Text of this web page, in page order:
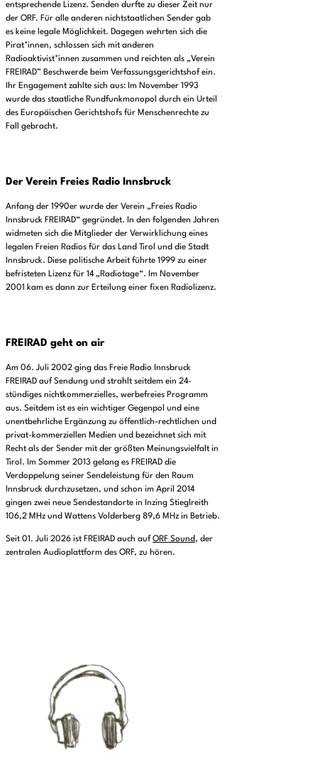
entsprechende Lizenz. Senden durfte zu dieser Zeit nur
der ORF. Für alle anderen nichtstaatlichen Sender gab
es keine legale Möglichkeit. Dagegen wehrten sich die
Pirat*innen, schlossen sich mit anderen
Radioaktivist*innen zusammen und reichten als „Verein
FREIRAD” Beschwerde beim Verfassungsgerichtshof ein.
Ihr Engagement zahlte sich aus: Im November 1993
wurde das staatliche Rundfunkmonopol durch ein Urteil
des Europäischen Gerichtshofs für Menschenrechte zu
Fall gebracht.
Der Verein Freies Radio Innsbruck
Anfang der 1990er wurde der Verein „Freies Radio
Innsbruck FREIRAD“ gegründet. In den folgenden Jahren
widmeten sich die Mitglieder der Verwirklichung eines
legalen Freien Radios für das Land Tirol und die Stadt
Innsbruck. Diese politische Arbeit führte 1999 zu einer
befristeten Lizenz für 14 „Radiotage“. Im November
2001 kam es dann zur Erteilung einer fixen Radiolizenz.
FREIRAD geht on air
Am 06. Juli 2002 ging das Freie Radio Innsbruck
FREIRAD auf Sendung und strahlt seitdem ein 24-
stündiges nichtkommerzielles, werbefreies Programm
aus. Seitdem ist es ein wichtiger Gegenpol und eine
unentbehrliche Ergänzung zu öffentlich-rechtlichen und
privat-kommerziellen Medien und bezeichnet sich mit
Recht als der Sender mit der größten Meinungsvielfalt in
Tirol. Im Sommer 2013 gelang es FREIRAD die
Verdoppelung seiner Sendeleistung für den Raum
Innsbruck durchzusetzen, und schon im April 2014
gingen zwei neue Sendestandorte in Inzing Stieglreith
106,2 MHz und Wattens Volderberg 89,6 MHz in Betrieb.
Seit 01. Juli 2026 ist FREIRAD auch auf ORF Sound, der
zentralen Audioplattform des ORF, zu hören.